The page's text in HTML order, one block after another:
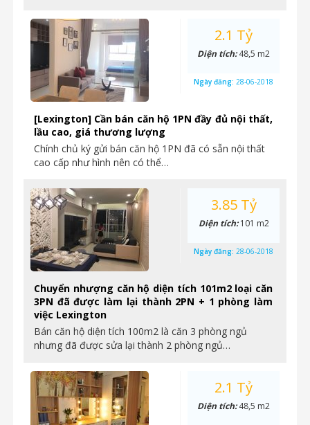
[Lexington] Cần bán căn hộ 1PN đầy đủ nội thất,
lầu cao, giá thương lượng
Chính chủ ký gửi bán căn hộ 1PN đã có sẵn nội thất
cao cấp như hình nên có thể…
2.1 Tỷ
Diện tích:48,5 m2
Ngày đăng: 28-06-2018
Chuyển nhượng căn hộ diện tích 101m2 loại căn
3PN đã được làm lại thành 2PN + 1 phòng làm
việc Lexington
Bán căn hộ diện tích 100m2 là căn 3 phòng ngủ
nhưng đã được sửa lại thành 2 phòng ngủ…
3.85 Tỷ
Diện tích:101 m2
Ngày đăng: 28-06-2018
2.1 Tỷ
Diện tích:48,5 m2